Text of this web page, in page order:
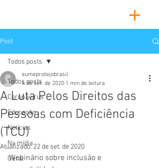
Post
Todos posts
Coronavírus
Educação
Notícias
Na mídia
Geral
Todos posts
A Luta Pelos Direitos das
Pessoas com Deficiência
(TCU)
eumeprotejobrasil
4 de set. de 2020 1 min de leitura
Atualizado:22 de set. de 2020
Webinário sobre inclusão e